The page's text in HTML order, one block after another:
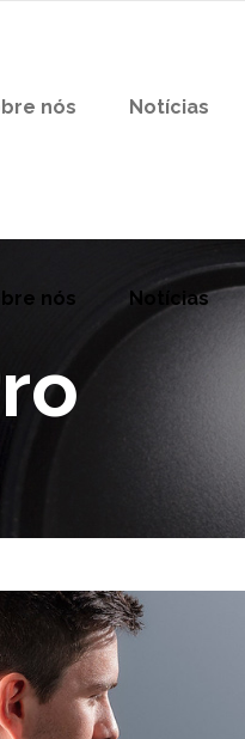
nós Notícias
nós Notícias